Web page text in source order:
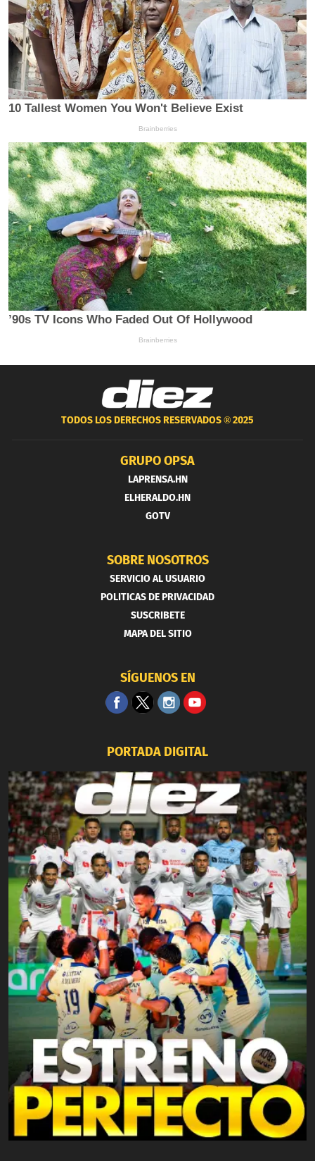
TODOS LOS DERECHOS RESERVADOS ®2025
GRUPO OPSA
LAPRENSA.HN
ELHERALDO.HN
GOTV
SOBRE NOSOTROS
SERVICIO AL USUARIO
POLITICAS DE PRIVACIDAD
SUSCRIBETE
MAPA DEL SITIO
SÍGUENOS EN
PORTADA DIGITAL